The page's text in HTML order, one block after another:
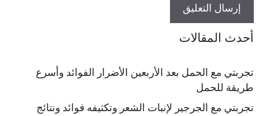
أحدث المقالات
تجربتي مع الحمل بعد الأربعين الأضرار الفوائد وأسرع
طريقة للحمل
تجربتي مع الجرجير لإنبات الشعر وتكثيفه فوائد ونتائج